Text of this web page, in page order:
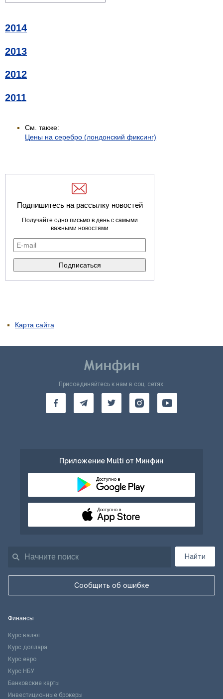
2014
2013
2012
2011
См. также:
Цены на серебро (лондонский фиксинг)
Подпишитесь на рассылку новостей
Получайте одно письмо в день с самыми
важными новостями
Карта сайта
Найти
Сообщить об ошибке
Присоединяйтесь к нам в соц. сетях:
Приложение Multi от Минфин
Доступно в
Доступно в
Финансы
Курс валют
Курс доллара
Курс евро
Курс НБУ
Банковские карты
Инвестиционные брокеры